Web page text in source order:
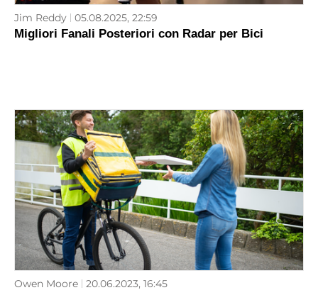
Jim Reddy 05.08.2025, 22:59
Migliori Fanali Posteriori con Radar per Bici
Owen Moore 20.06.2023, 16:45